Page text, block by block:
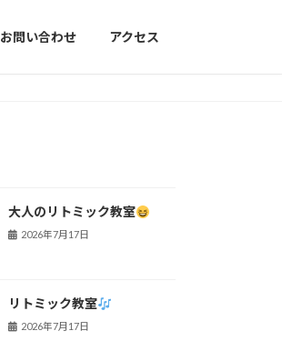
お問い合わせ アクセス
大人のリトミック教室
2026年7月17日
リトミック教室
2026年7月17日